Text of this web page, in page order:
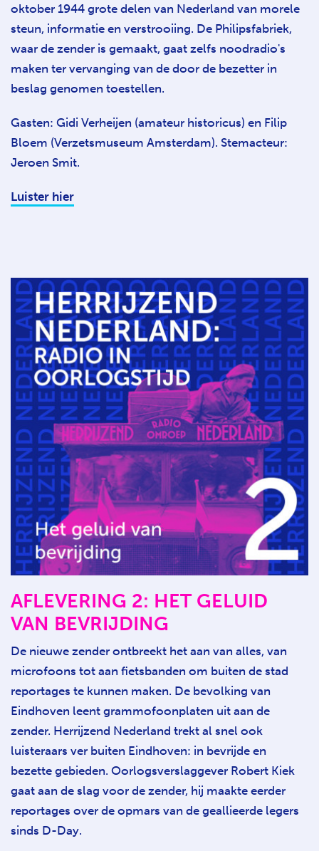
oktober 1944 grote delen van Nederland van morele
steun, informatie en verstrooiing. De Philipsfabriek,
waar de zender is gemaakt, gaat zelfs noodradio's
maken ter vervanging van de door de bezetter in
beslag genomen toestellen.
Gasten: Gidi Verheijen (amateur historicus) en Filip
Bloem (Verzetsmuseum Amsterdam). Stemacteur:
Jeroen Smit.
Luister hier
AFLEVERING 2: HET GELUID
VAN BEVRIJDING
De nieuwe zender ontbreekt het aan van alles, van
microfoons tot aan fietsbanden om buiten de stad
reportages te kunnen maken. De bevolking van
Eindhoven leent grammofoonplaten uit aan de
zender. Herrijzend Nederland trekt al snel ook
luisteraars ver buiten Eindhoven: in bevrijde en
bezette gebieden. Oorlogsverslaggever Robert Kiek
gaat aan de slag voor de zender, hij maakte eerder
reportages over de opmars van de geallieerde legers
sinds D-Day.